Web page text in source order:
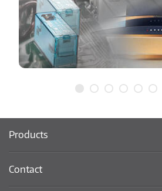
Products
Contact